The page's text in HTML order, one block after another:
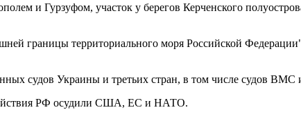
и Гурзуфом, участок у берегов Керченского
границы территориального моря Российской
судов Украины и третьих стран, в том числе судов
РФ осудили США, ЕС и НАТО.